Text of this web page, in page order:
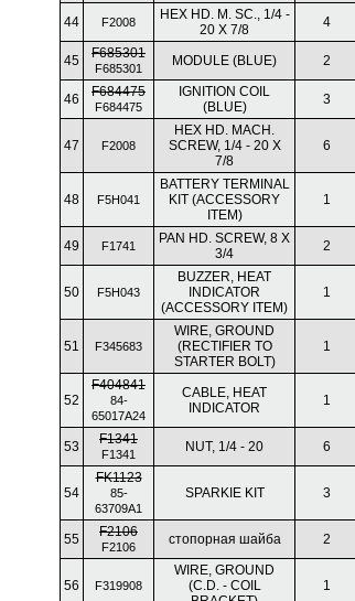
44
F2008
HEX HD. M. SC., 1/4 -
20 X 7/8
4
45
F685301
F685301 MODULE (BLUE) 2
46
F684475
F684475
IGNITION COIL
(BLUE)
3
47 F2008
HEX HD. MACH.
SCREW, 1/4 - 20 X
7/8
6
48 F5H041
BATTERY TERMINAL
KIT (ACCESSORY
ITEM)
1
49 F1741
PAN HD. SCREW, 8 X
3/4
2
50 F5H043
BUZZER, HEAT
INDICATOR
(ACCESSORY ITEM)
1
51 F345683
WIRE, GROUND
(RECTIFIER TO
STARTER BOLT)
1
52
F404841
84-
65017A24
CABLE, HEAT
INDICATOR
1
53 F1341
F1341 NUT, 1/4 - 20 6
54
FK1123
85-
63709A1
SPARKIE KIT 3
55 F2106
F2106 стопорная шайба 2
56 F319908
WIRE, GROUND
(C.D. - COIL
1